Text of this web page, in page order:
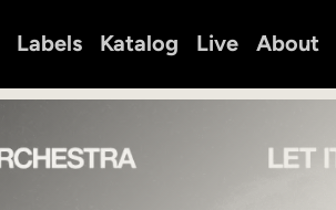
Labels Katalog Live About